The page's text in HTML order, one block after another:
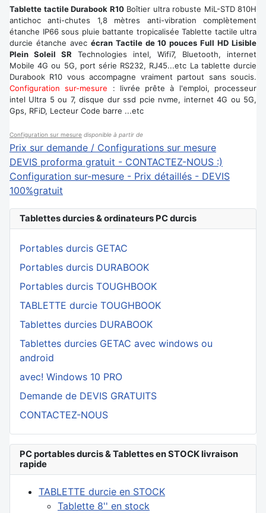
Tablettes durcies & ordinateurs PC durcis
Portables durcis GETAC
Portables durcis DURABOOK
Portables durcis TOUGHBOOK
TABLETTE durcie TOUGHBOOK
Tablettes durcies DURABOOK
Tablettes durcies GETAC avec windows ou
android
avec! Windows 10 PRO
Demande de DEVIS GRATUITS
CONTACTEZ-NOUS
PC portables durcis & Tablettes en STOCK livraison
rapide
TABLETTE durcie en STOCK
Tablette 8'' en stock
Tablette tactile Durabook R10Boîtier ultra robuste MiL-STD 810H
antichoc anti-chutes 1,8 mètres anti-vibration complètement
étanche IP66 sous pluie battante tropicalisée Tablette tactile ultra
durcie étanche avec écran Tactile de 10 pouces Full HD Lisible
Plein Soleil SR Technologies intel, Wifi7, Bluetooth, internet
Mobile 4G ou 5G, port série RS232, RJ45...etc La tablette durcie
Durabook R10 vous accompagne vraiment partout sans soucis.
Configuration sur-mesure : livrée prête à l'emploi, processeur
intel Ultra 5 ou 7, disque dur ssd pcie nvme, internet 4G ou 5G,
Gps, RFiD, Lecteur Code barre ...etc
Configuration sur mesure disponible à partir de
Prix sur demande / Configurations sur mesure
DEVIS proforma gratuit - CONTACTEZ-NOUS :)
Configuration sur-mesure - Prix détaillés - DEVIS
100%gratuit